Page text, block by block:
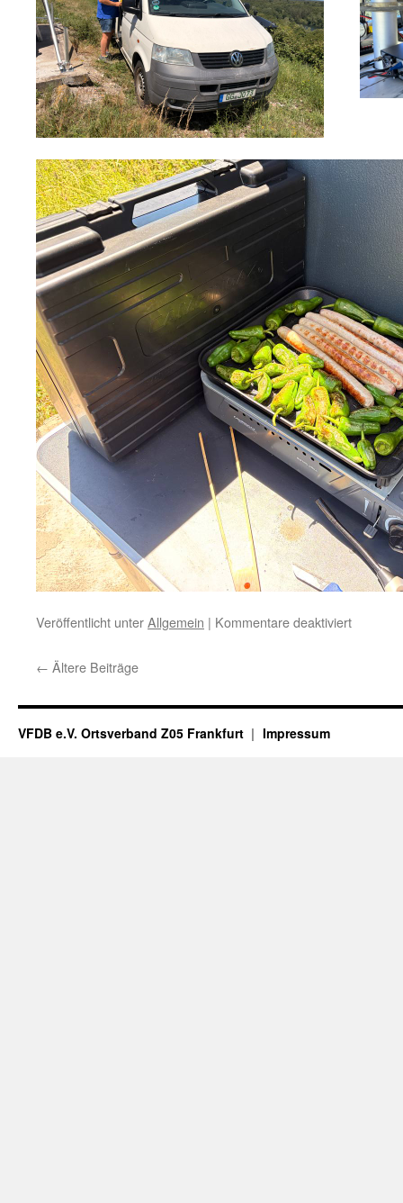
Veröffentlicht unterAllgemein | Kommentare deaktiviertfür
2026
← Ältere Beiträge
VFDB e.V. Ortsverband Z05 Frankfurt Impressum